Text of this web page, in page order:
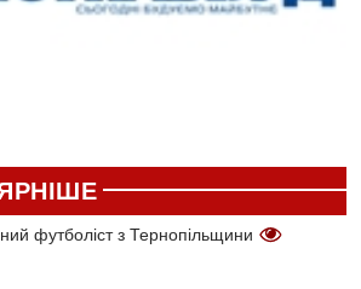
футболіст з Тернопільщини